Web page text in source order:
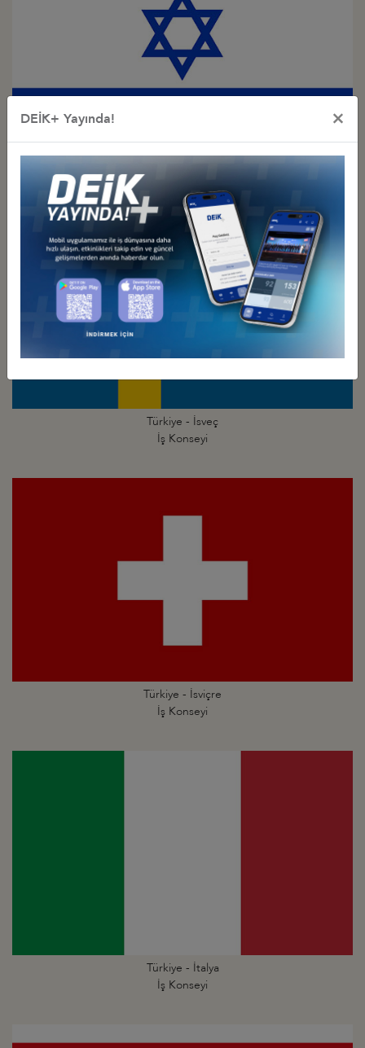
Türkiye - İsrail
İş Konseyi
Türkiye - İsveç
İş Konseyi
Türkiye - İsviçre
İş Konseyi
Türkiye - İtalya
İş Konseyi
DEİK+ Yayında! ×